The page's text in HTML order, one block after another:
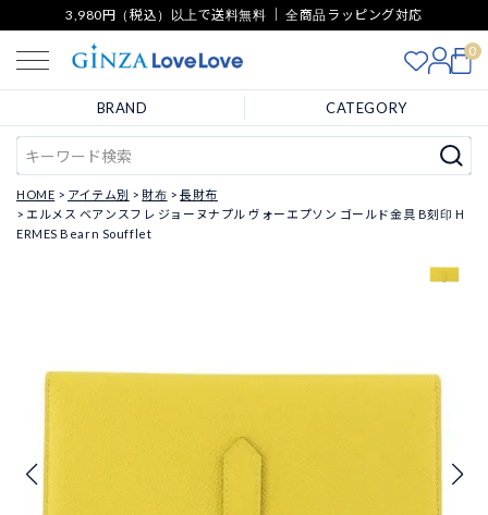
3,980円（税込）以上で送料無料 ｜ 全商品ラッピング対応
0
BRAND CATEGORY
HOME アイテム別 財布
長財布
エルメス ベアンスフレ ジョーヌナプル ヴォーエプソン ゴールド金具 B刻印 H
ERMES Bearn Soufflet